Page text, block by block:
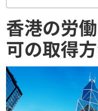
香港の労
可の取得